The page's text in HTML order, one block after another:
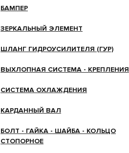
БАМПЕР
ЗЕРКАЛЬНЫЙ ЭЛЕМЕНТ
ШЛАНГ ГИДРОУСИЛИТЕЛЯ (ГУР)
ВЫХЛОПНАЯ СИСТЕМА - КРЕПЛЕНИЯ
СИСТЕМА ОХЛАЖДЕНИЯ
КАРДАННЫЙ ВАЛ
БОЛТ - ГАЙКА - ШАЙБА - КОЛЬЦО
СТОПОРНОЕ